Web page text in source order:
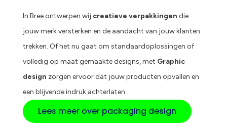
In Bree ontwerpen wij creatieve verpakkingen die
jouw merk versterken en de aandacht van jouw klanten
trekken. Of het nu gaat om standaardoplossingen of
volledig op maat gemaakte designs, met Graphic
design zorgen ervoor dat jouw producten opvallen en
een blijvende indruk achterlaten.
Lees meer over packaging design